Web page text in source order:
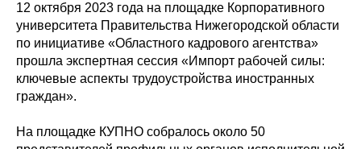
12 октября 2023 года на площадке Корпоративного
университета Правительства Нижегородской области
по инициативе «Областного кадрового агентства»
прошла экспертная сессия «Импорт рабочей силы:
ключевые аспекты трудоустройства иностранных
граждан».
На площадке КУПНО собралось около 50